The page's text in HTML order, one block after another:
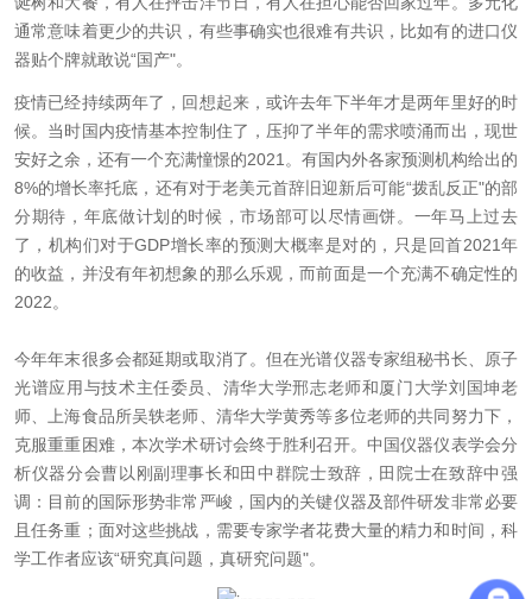
通常意味着更少的共识，有些事确实也很难有共识，比如有的进口仪
器贴个牌就敢说“国产"。
疫情已经持续两年了，回想起来，或许去年下半年才是两年里好的时
候。当时国内疫情基本控制住了，压抑了半年的需求喷涌而出，现世
安好之余，还有一个充满憧憬的2021。有国内外各家预测机构给出的
8%的增长率托底，还有对于老美元首辞旧迎新后可能“拨乱反正"的部
分期待，年底做计划的时候，市场部可以尽情画饼。一年马上过去
了，机构们对于GDP增长率的预测大概率是对的，只是回首2021年
的收益，并没有年初想象的那么乐观，而前面是一个充满不确定性的
2022。
今年年末很多会都延期或取消了。但在光谱仪器专家组秘书长、原子
光谱应用与技术主任委员、清华大学邢志老师和厦门大学刘国坤老
师、上海食品所吴轶老师、清华大学黄秀等多位老师的共同努力下，
克服重重困难，本次学术研讨会终于胜利召开。中国仪器仪表学会分
析仪器分会曹以刚副理事长和田中群院士致辞，田院士在致辞中强
调：目前的国际形势非常严峻，国内的关键仪器及部件研发非常必要
且任务重；面对这些挑战，需要专家学者花费大量的精力和时间，科
学工作者应该“研究真问题，真研究问题"。